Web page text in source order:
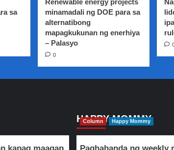
sa
Renewable energy projects
minamadali ng DOE para sa
alternatibong
mapagkukunan ng enerhiya
– Palasyo
0
HAPPY MOMMY
Column Happy Mommy